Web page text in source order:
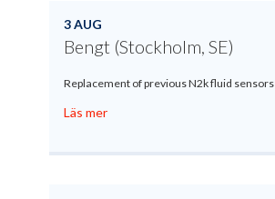
3 AUG
Bengt (Stockholm, SE)
Replacement of previous N2k fluid sensors
Läs mer